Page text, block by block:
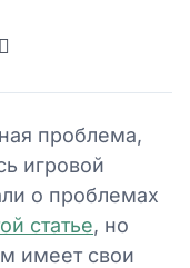
проблема,
игровой
о проблемах
статье, но
имеет свои